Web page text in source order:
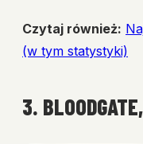
Czytaj również:
(w tym statystyki)
3.